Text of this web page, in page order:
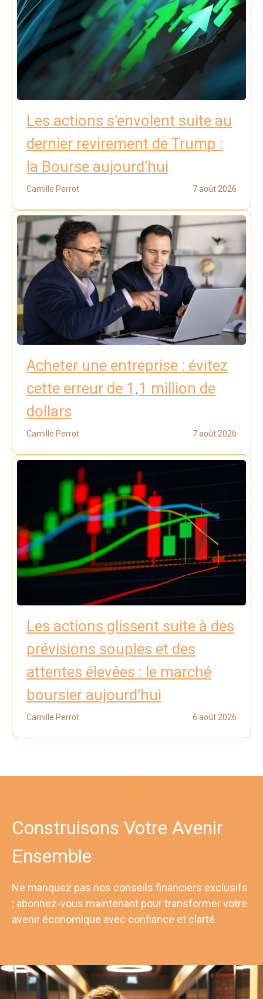
Les actions s’envolent suite au
dernier revirement de Trump :
la Bourse aujourd’hui
Camille Perrot 7 août 2026
Acheter une entreprise : évitez
cette erreur de 1,1 million de
dollars
Camille Perrot 7 août 2026
Les actions glissent suite à des
prévisions souples et des
attentes élevées : le marché
boursier aujourd’hui
Camille Perrot 6 août 2026
Construisons Votre Avenir
Ensemble
Ne manquez pas nos conseils financiers exclusifs
; abonnez-vous maintenant pour transformer votre
avenir économique avec confiance et clarté.